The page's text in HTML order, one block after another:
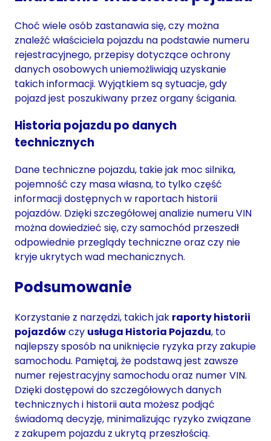
Choć wiele osób zastanawia się, czy można
znaleźć właściciela pojazdu na podstawie numeru
rejestracyjnego, przepisy dotyczące ochrony
danych osobowych uniemożliwiają uzyskanie
takich informacji. Wyjątkiem są sytuacje, gdy
pojazd jest poszukiwany przez organy ścigania.
Historia pojazdu po danych
technicznych
Dane techniczne pojazdu, takie jak moc silnika,
pojemność czy masa własna, to tylko część
informacji dostępnych w raportach historii
pojazdów. Dzięki szczegółowej analizie numeru VIN
można dowiedzieć się, czy samochód przeszedł
odpowiednie przeglądy techniczne oraz czy nie
kryje ukrytych wad mechanicznych.
Podsumowanie
Korzystanie z narzędzi, takich jak raporty historii
pojazdówczy usługa Historia Pojazdu, to
najlepszy sposób na uniknięcie ryzyka przy zakupie
samochodu. Pamiętaj, że podstawą jest zawsze
numer rejestracyjny samochodu oraz numer VIN.
Dzięki dostępowi do szczegółowych danych
technicznych i historii auta możesz podjąć
świadomą decyzję, minimalizując ryzyko związane
z zakupem pojazdu z ukrytą przeszłością.